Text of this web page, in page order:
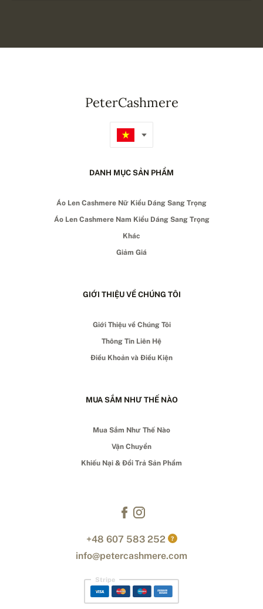
PeterCashmere
DANH MỤC SẢN PHẨM
Áo Len Cashmere Nữ Kiểu Dáng Sang Trọng
Áo Len Cashmere Nam Kiểu Dáng Sang Trọng
Khác
Giảm Giá
GIỚI THIỆU VỀ CHÚNG TÔI
Giới Thiệu về Chúng Tôi
Thông Tin Liên Hệ
Điều Khoản và Điều Kiện
MUA SẮM NHƯ THẾ NÀO
Mua Sắm Như Thế Nào
Vận Chuyển
Khiếu Nại & Đổi Trả Sản Phẩm
+48 607 583 252 ?
info@petercashmere.com
Stripe